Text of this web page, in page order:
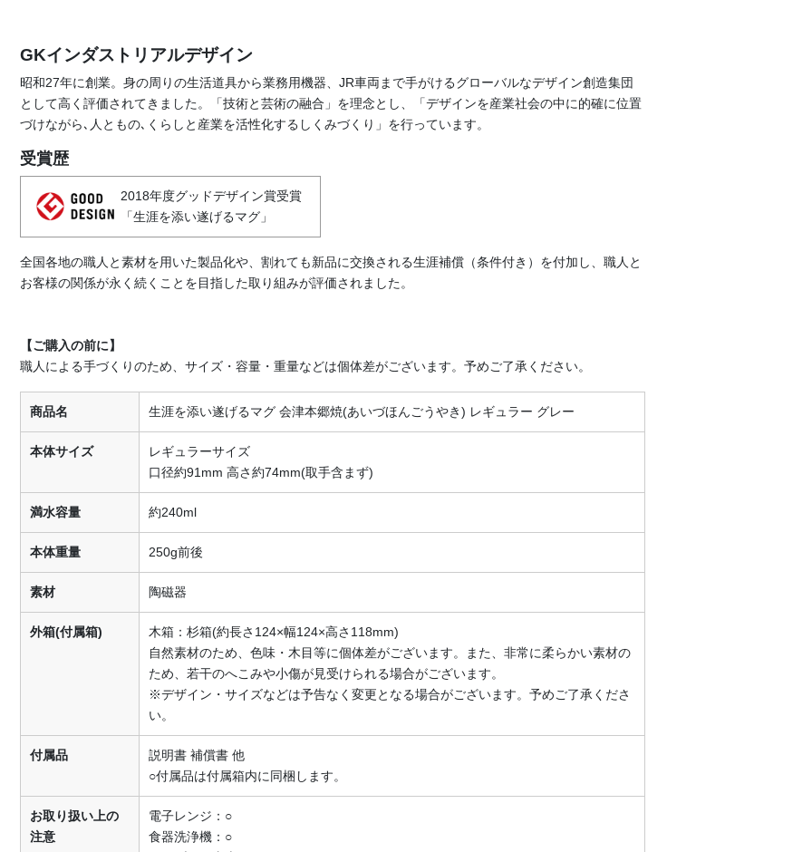
GKインダストリアルデザイン
昭和27年に創業。身の周りの生活道具から業務用機器、JR車両まで手がけるグローバルなデザイン創造集団
として高く評価されてきました。「技術と芸術の融合」を理念とし、「デザインを産業社会の中に的確に位置
づけながら､人ともの､くらしと産業を活性化するしくみづくり」を行っています。
受賞歴
2018年度グッドデザイン賞受賞
「生涯を添い遂げるマグ」
全国各地の職人と素材を用いた製品化や、割れても新品に交換される生涯補償（条件付き）を付加し、職人と
お客様の関係が永く続くことを目指した取り組みが評価されました。
【ご購入の前に】
職人による手づくりのため、サイズ・容量・重量などは個体差がございます。予めご了承ください。
商品名 生涯を添い遂げるマグ 会津本郷焼(あいづほんごうやき) レギュラー グレー
本体サイズ
レギュラーサイズ
口径約91mm 高さ約74mm(取手含まず)
満水容量 約240ml
本体重量 250g前後
素材 陶磁器
外箱(付属箱)
木箱：杉箱(約長さ124×幅124×高さ118mm)
自然素材のため、色味・木目等に個体差がございます。また、非常に柔らかい素材の
ため、若干のへこみや小傷が見受けられる場合がございます。
※デザイン・サイズなどは予告なく変更となる場合がございます。予めご了承くださ
い。
付属品
説明書 補償書 他
○付属品は付属箱内に同梱します。
お取り扱い上の
注意
電子レンジ：○
食器洗浄機：○